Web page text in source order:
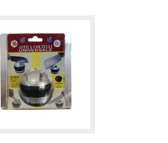
coltelli
universale